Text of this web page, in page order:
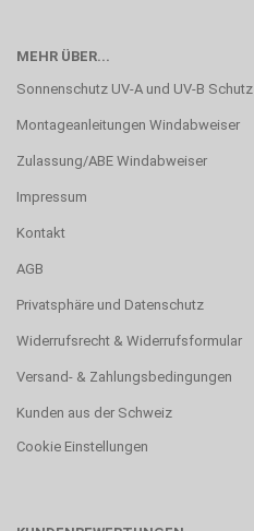
MEHR ÜBER...
Sonnenschutz UV-A und UV-B Schutz
Montageanleitungen Windabweiser
Zulassung/ABE Windabweiser
Impressum
Kontakt
AGB
Privatsphäre und Datenschutz
Widerrufsrecht & Widerrufsformular
Versand- & Zahlungsbedingungen
Kunden aus der Schweiz
Cookie Einstellungen